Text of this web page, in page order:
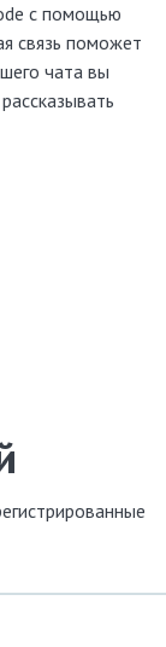
с помощью
связь поможет
чата вы